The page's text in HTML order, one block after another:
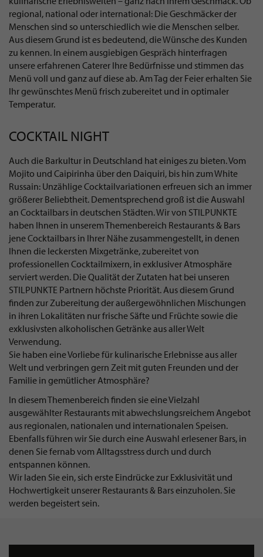
regional, national oder international: Die Geschmäcker der
Menschen sind so unterschiedlich wie die Menschen selber.
Aus diesem Grund ist es bedeutend, die Wünsche des Kunden
zu kennen. In einem ausgiebigen Gespräch hinterfragen
unsere erfahrenen Caterer Ihre Bedürfnisse und stimmen das
Menü voll und ganz auf diese ab. Am Tag der Feier erhalten Sie
Ihr gewünschtes Menü frisch zubereitet und in optimaler
Temperatur.
COCKTAIL NIGHT
Auch die Barkultur in Deutschland hat einiges zu bieten. Vom
Mojito und Caipirinha über den Daiquiri, bis hin zum White
Russain: Unzählige Cocktailvariationen erfreuen sich an immer
größerer Beliebtheit. Dementsprechend groß ist die Auswahl
an Cocktailbars in deutschen Städten. Wir von STILPUNKTE
haben Ihnen in unserem Themenbereich Restaurants & Bars
jene Cocktailbars in Ihrer Nähe zusammengestellt, in denen
Ihnen die leckersten Mixgetränke, zubereitet von
professionellen Cocktailmixern, in exklusiver Atmosphäre
serviert werden. Die Qualität der Zutaten hat bei unseren
STILPUNKTE Partnern höchste Priorität. Aus diesem Grund
finden zur Zubereitung der außergewöhnlichen Mischungen
in ihren Lokalitäten nur frische Säfte und Früchte sowie die
exklusivsten alkoholischen Getränke aus aller Welt
Verwendung.
Sie haben eine Vorliebe für kulinarische Erlebnisse aus aller
Welt und verbringen gern Zeit mit guten Freunden und der
Familie in gemütlicher Atmosphäre?
In diesem Themenbereich finden sie eine Vielzahl
ausgewählter Restaurants mit abwechslungsreichem Angebot
aus regionalen, nationalen und internationalen Speisen.
Ebenfalls führen wir Sie durch eine Auswahl erlesener Bars, in
denen Sie fernab vom Alltagsstress durch und durch
entspannen können.
Wir laden Sie ein, sich erste Eindrücke zur Exklusivität und
Hochwertigkeit unserer Restaurants & Bars einzuholen. Sie
werden begeistert sein.